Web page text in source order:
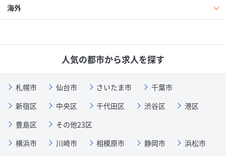
海外
人気の都市から求人を探す
札幌市 仙台市 さいたま市
千葉市
新宿区
中央区 千代田区 渋谷区
港区
豊島区
その他23区
横浜市
川崎市 相模原市 静岡市
浜松市